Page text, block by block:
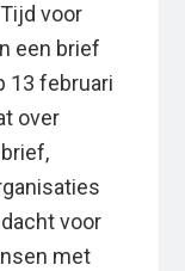
voor
een brief
13 februari
over
voor
met